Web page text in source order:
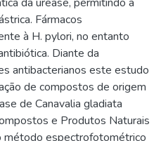
Fármacos
à H. pylori, no entanto
Diante da
antibacterianos este estudo
de compostos de origem
de Canavalia gladiata
e Produtos Naturais
método espectrofotométrico